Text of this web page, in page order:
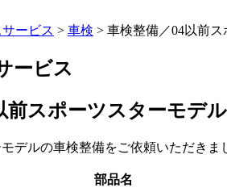
ービス > 車検 > 車検整備／04以前
ービス
前スポーツスターモデル
デルの車検整備をご依頼いただきま
部品名